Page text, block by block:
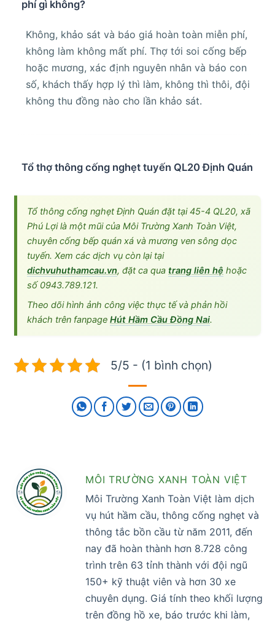
phí gì không?
Không, khảo sát và báo giá hoàn toàn miễn phí,
không làm không mất phí. Thợ tới soi cống bếp
hoặc mương, xác định nguyên nhân và báo con
số, khách thấy hợp lý thì làm, không thì thôi, đội
không thu đồng nào cho lần khảo sát.
Tổ thợ thông cống nghẹt tuyến QL20 Định Quán
Tổ thông cống nghẹt Định Quán đặt tại 45-4 QL20, xã
Phú Lợi là một mũi của Môi Trường Xanh Toàn Việt,
chuyên cống bếp quán xá và mương ven sông dọc
tuyến. Xem các dịch vụ còn lại tại
dichvuhuthamcau.vn, đặt ca qua trang liên hệ hoặc
số 0943.789.121.
Theo dõi hình ảnh công việc thực tế và phản hồi
khách trên fanpage Hút Hầm Cầu Đồng Nai.
5/5 - (1 bình chọn)
MÔI TRƯỜNG XANH TOÀN VIỆT
Môi Trường Xanh Toàn Việt làm dịch
vụ hút hầm cầu, thông cống nghẹt và
thông tắc bồn cầu từ năm 2011, đến
nay đã hoàn thành hơn 8.728 công
trình trên 63 tỉnh thành với đội ngũ
150+ kỹ thuật viên và hơn 30 xe
chuyên dụng. Giá tính theo khối lượng
trên đồng hồ xe, báo trước khi làm,